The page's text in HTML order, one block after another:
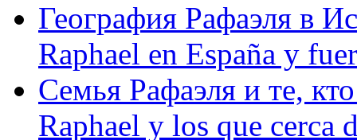
География Рафаэля в
Raphael en España y
Семья Рафаэля и те,
Raphael y los que cerca